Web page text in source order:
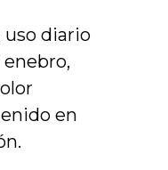
diario
en